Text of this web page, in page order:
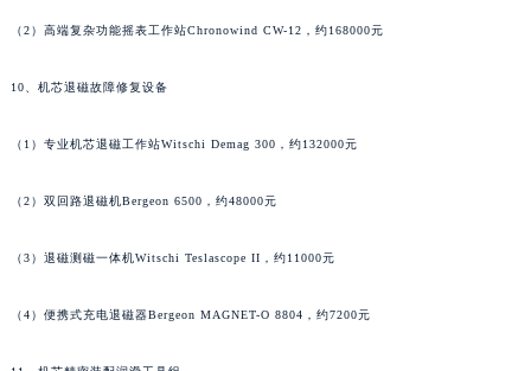
（2）高端复杂功能摇表工作站Chronowind CW-12，约168000元
10、机芯退磁故障修复设备
（1）专业机芯退磁工作站Witschi Demag 300，约132000元
（2）双回路退磁机Bergeon 6500，约48000元
（3）退磁测磁一体机Witschi Teslascope II，约11000元
（4）便携式充电退磁器Bergeon MAGNET-O 8804，约7200元